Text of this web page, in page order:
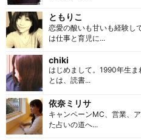
ともりこ
恋愛の酸いも甘いも経験し
は仕事と育児に...
chiki
はじめまして。1990年生ま
とは、読書...
依奈ミリサ
キャンペーンMC、営業、
た占いの道へ...